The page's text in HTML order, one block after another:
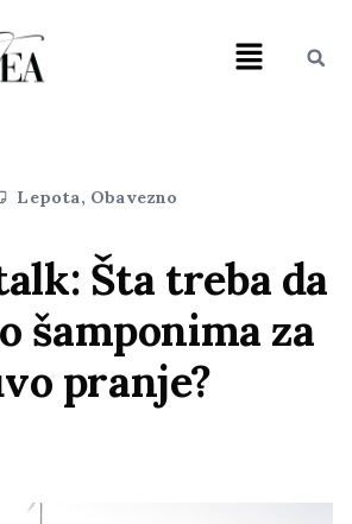
Lepota, Obavezno
Šta treba da
šamponima za
pranje?